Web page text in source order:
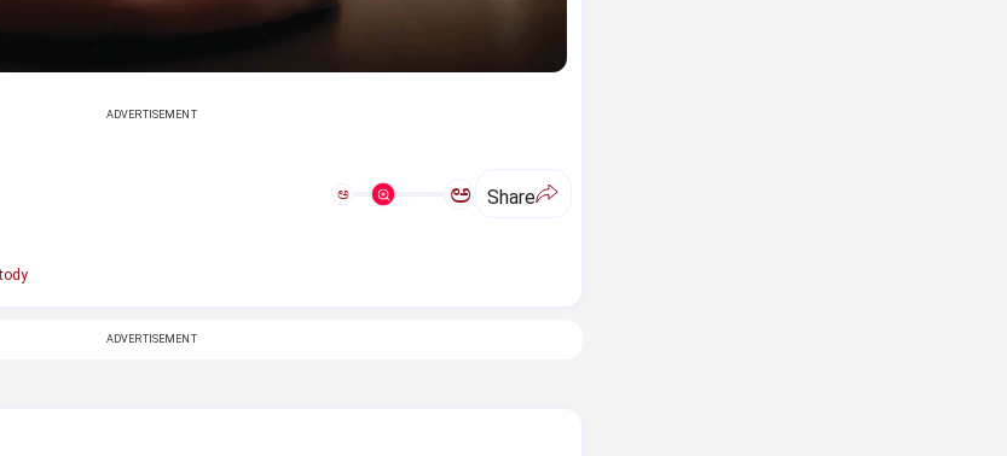
ADVERTISEMENT
ಅ ಅ Share
ADVERTISEMENT